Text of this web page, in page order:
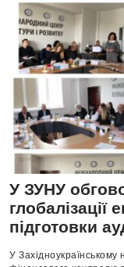
У ЗУНУ
глобалізації
підготовки
У Західноукраїнському